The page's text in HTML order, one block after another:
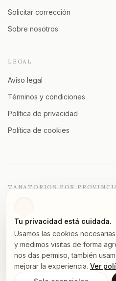
Solicitar corrección
Sobre nosotros
LEGAL
Aviso legal
Términos y condiciones
Política de privacidad
Política de cookies
TANATORIOS POR
Murcia
A Coruña Asturias Granada Ver
2026
tanatorios.pro —
Los datos proceden de
Tu privacidad está cuidada.
Usamos las cookies
y medimos visitas de forma
nos das permiso, también
mejorar la experiencia. Ver